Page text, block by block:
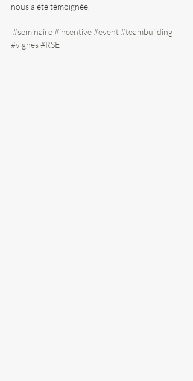
nous a été témoignée.
#seminaire#incentive#event#teambuilding
#vignes#RSE